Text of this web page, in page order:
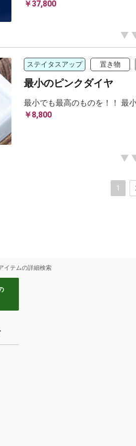
イテムの詳細検索
￥37,800
ステイタスアップ 置き物
最小のピンクダイヤ
最小でも最高のものを！！ 最
￥8,800
1